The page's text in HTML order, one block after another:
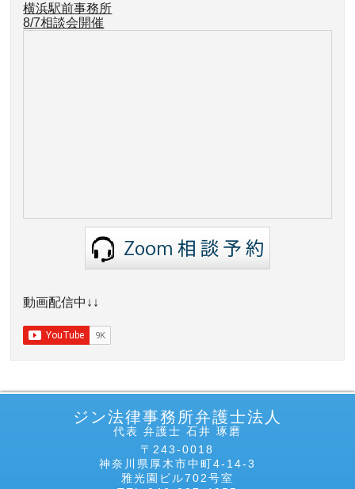
横浜駅前事務所
8/7相談会開催
動画配信中↓↓
ジン法律事務所弁護士法人
代表 弁護士 石井 琢磨
〒243-0018
神奈川県厚木市中町4-14-3
雅光園ビル702号室